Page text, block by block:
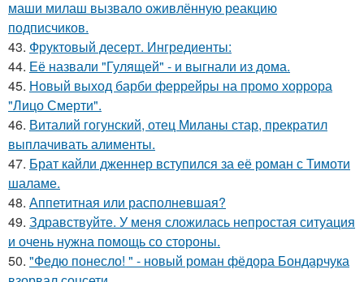
маши милаш вызвало оживлённую реакцию
подписчиков.
43. Фруктовый десерт. Ингредиенты:
44. Её назвали "Гулящей" - и выгнали из дома.
45. Новый выход барби феррейры на промо хоррора
"Лицо Смерти".
46. Виталий гогунский, отец Миланы стар, прекратил
выплачивать алименты.
47. Брат кайли дженнер вступился за её роман с Тимоти
шаламе.
48. Аппетитная или располневшая?
49. Здравствуйте. У меня сложилась непростая ситуация
и очень нужна помощь со стороны.
50. "Федю понесло! " - новый роман фёдора Бондарчука